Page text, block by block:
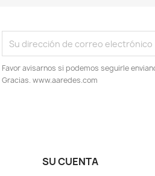
Favor avisarnos si podemos seguirle
Gracias. www.aaredes.com
SU CUENTA